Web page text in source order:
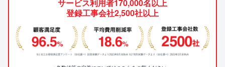
サービス利用者170,000名以上
登録工事会社2,500社以上